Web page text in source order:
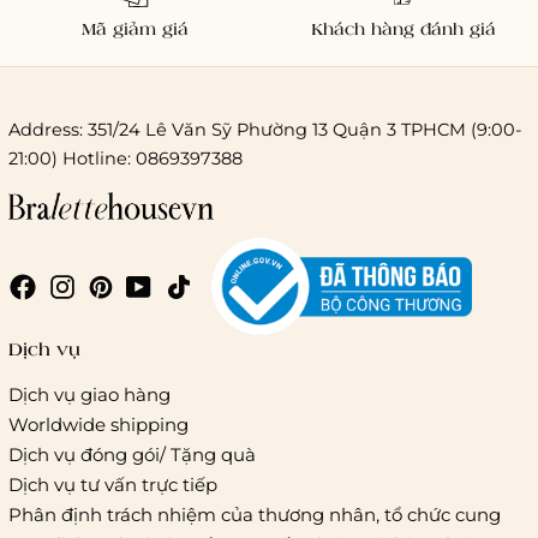
Chi phí giao hàng
Giao hàng trong ngày (hoả tốc)
Giao hàng tiêu chuẩn:
Hồ Chí Minh:
Áp dụng theo bảng giá cước của ĐVVC
Vietelpost/ Giaohangtietkiem và 1 số đối tác vận chuyển
Mã giảm giá Khách hàng đánh giá
Address: 351/24 Lê Văn Sỹ Phường 13 Quận 3 TPHCM (9:00-
21:00) Hotline: 0869397388
Dịch vụ
Dịch vụ giao hàng
Worldwide shipping
Dịch vụ đóng gói/ Tặng quà
Dịch vụ tư vấn trực tiếp
Phân định trách nhiệm của thương nhân, tổ chức cung